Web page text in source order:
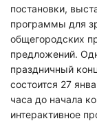
постановки,
программы для
общегородских
предложений.
праздничный
состоится 27
часа до начала
интерактивное